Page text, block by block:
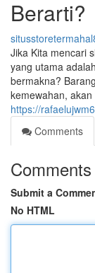
Berarti?
Jika Kita mencari
yang utama
bermakna?
kemewahan,
https://
Comments
Comments
Submit a
No HTML